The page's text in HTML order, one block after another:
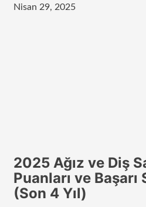
Nisan 29, 2025
2025 Ağız ve Diş
Puanları ve Başarı
(Son 4 Yıl)